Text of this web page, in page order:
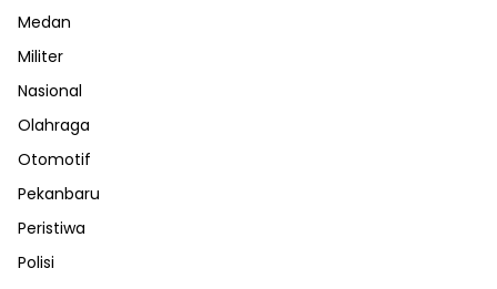
Medan
Militer
Nasional
Olahraga
Otomotif
Pekanbaru
Peristiwa
Polisi